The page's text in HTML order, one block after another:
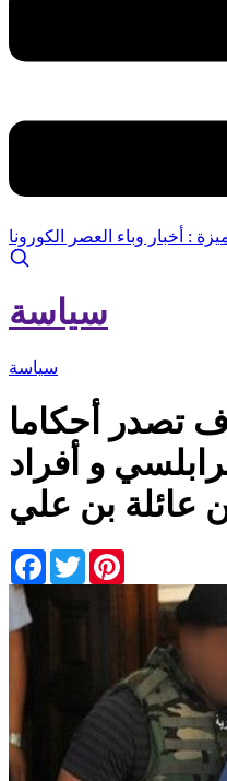
: أخبار وباء العصر الكورونا
سياسة
سياسة
تصدر أحكاما
و أفراد
عائلة بن علي
Facebook
Twitter